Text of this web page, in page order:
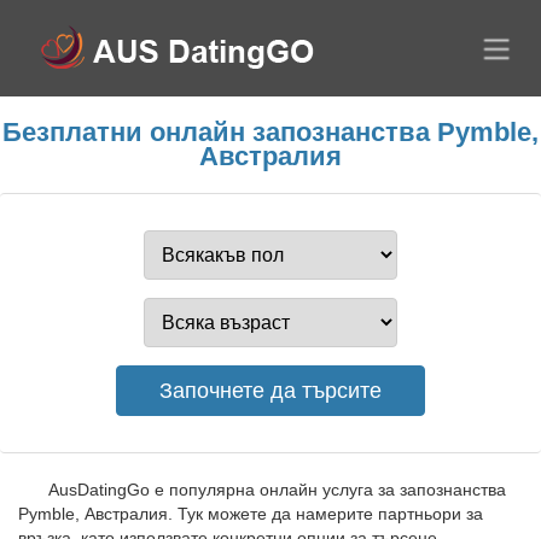
Безплатни онлайн запознанства Pymble,
Австралия
AusDatingGo е популярна онлайн услуга за запознанства
Pymble, Австралия. Тук можете да намерите партньори за